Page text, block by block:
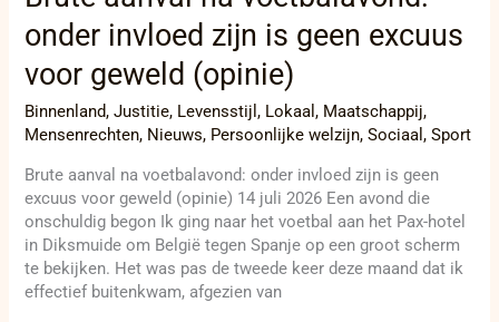
onder invloed zijn is geen excuus
voor geweld (opinie)
Binnenland,Justitie, Levensstijl, Lokaal, Maatschappij,
Mensenrechten, Nieuws, Persoonlijke welzijn,Sociaal,Sport
Brute aanval na voetbalavond: onder invloed zijn is geen
excuus voor geweld (opinie) 14 juli 2026 Een avond die
onschuldig begon Ik ging naar het voetbal aan het Pax-hotel
in Diksmuide om België tegen Spanje op een groot scherm
te bekijken. Het was pas de tweede keer deze maand dat ik
effectief buitenkwam, afgezien van